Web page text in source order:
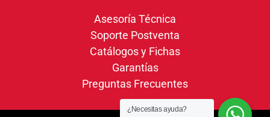
Asesoría Técnica
Soporte Postventa
Catálogos y Fichas
Garantías
Preguntas Frecuentes
¿Necesitas ayuda?